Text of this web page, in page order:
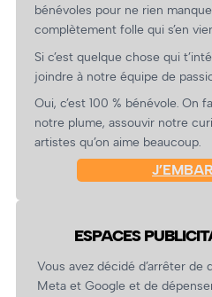
bénévoles pour ne rien
complètement folle qui s’en
Si c’est quelque chose qui
joindre à notre équipe de
Oui, c’est 100 % bénévole. On
notre plume, assouvir notre
artistes qu’on aime beaucoup.
ESPACES
Vous avez décidé d’arrêter de
Meta et Google et de